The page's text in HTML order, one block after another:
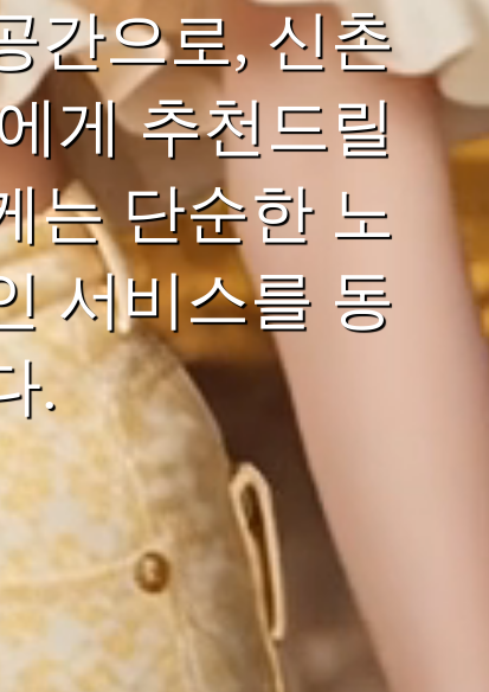
간으로, 신촌
게 추천드릴
는 단순한 노
서비스를 동
.